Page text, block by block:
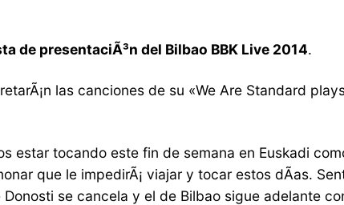
de presentaciÃ³n del Bilbao BBK Live 2014.
las canciones de su «We Are Standard
estar tocando este fin de semana en Euskadi
que le impedirÃ¡ viajar y tocar estos dÃ­as.
se cancela y el de Bilbao sigue adelante